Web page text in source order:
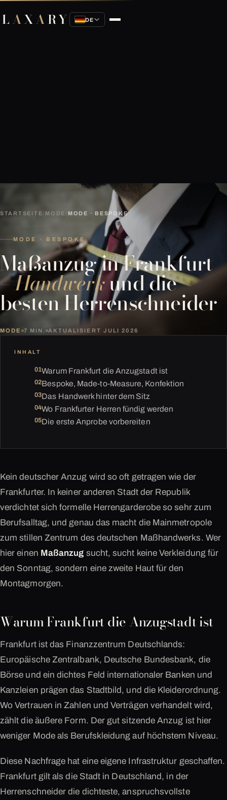
LAXARY DE
STARTSEITE/ MODE MODE · BESPOKE
MODE · BESPOKE
Maßanzug in Frankfurt
–Handwerkund die
besten Herrenschneider
MODE 7 MIN. AKTUALISIERT JULI 2026
INHALT
Warum Frankfurt die Anzugstadt ist
Bespoke, Made-to-Measure, Konfektion
Das Handwerk hinter dem Sitz
Wo Frankfurter Herren fündig werden
Die erste Anprobe vorbereiten
Kein deutscher Anzug wird so oft getragen wie der
Frankfurter. In keiner anderen Stadt der Republik
verdichtet sich formelle Herrengarderobe so sehr zum
Berufsalltag, und genau das macht die Mainmetropole
zum stillen Zentrum des deutschen Maßhandwerks. Wer
hier einen Maßanzug sucht, sucht keine Verkleidung für
den Sonntag, sondern eine zweite Haut für den
Montagmorgen.
Warum Frankfurt die Anzugstadt ist
Frankfurt ist das Finanzzentrum Deutschlands:
Europäische Zentralbank, Deutsche Bundesbank, die
Börse und ein dichtes Feld internationaler Banken und
Kanzleien prägen das Stadtbild, und die Kleiderordnung.
Wo Vertrauen in Zahlen und Verträgen verhandelt wird,
zählt die äußere Form. Der gut sitzende Anzug ist hier
weniger Mode als Berufskleidung auf höchstem Niveau.
Diese Nachfrage hat eine eigene Infrastruktur geschaffen.
Frankfurt gilt als die Stadt in Deutschland, in der
Herrenschneider die dichteste, anspruchsvollste